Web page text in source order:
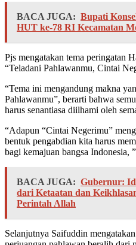
BACA JUGA: Bupati
HUT ke-78 RI Kecamatan
Pjs mengatakan tema peringatan
“Teladani Pahlawanmu, Cintai
“Tema ini mengandung makna
Pahlawanmu”, berarti bahwa
harus senantiasa diilhami oleh
“Adapun “Cintai Negerimu”
bentuk pengabdian kita harus
bagi kemajuan bangsa Indonesia,
BACA JUGA: Gubernur:
dari Ketaatan dan
Perintah Allah
Selanjutnya Saifuddin